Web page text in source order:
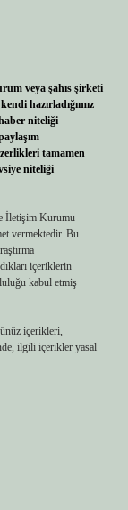
veya şahıs şirketi
hazırladığımız
niteliği
tamamen
niteliği
İletişim Kurumu
vermektedir. Bu
içeriklerin
kabul etmiş
içerikleri,
ilgili içerikler yasal